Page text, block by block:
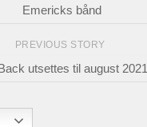
Emericks bånd
PREVIOUS STORY
utsettes til august 2021